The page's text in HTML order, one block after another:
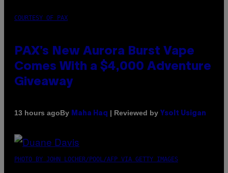
COURTESY OF PAX
PAX’s New Aurora Burst Vape
Comes With a $4,000 Adventure
Giveaway
13 hours agoBy Maha Haq | Reviewed by Ysolt Usigan
PHOTO BY JOHN LOCHER/POOL/AFP VIA GETTY IMAGES